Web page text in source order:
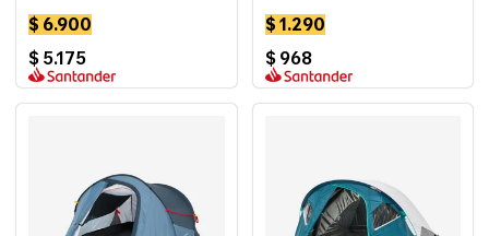
$ 6.900
$ 5.175
$ 1.290
$ 968